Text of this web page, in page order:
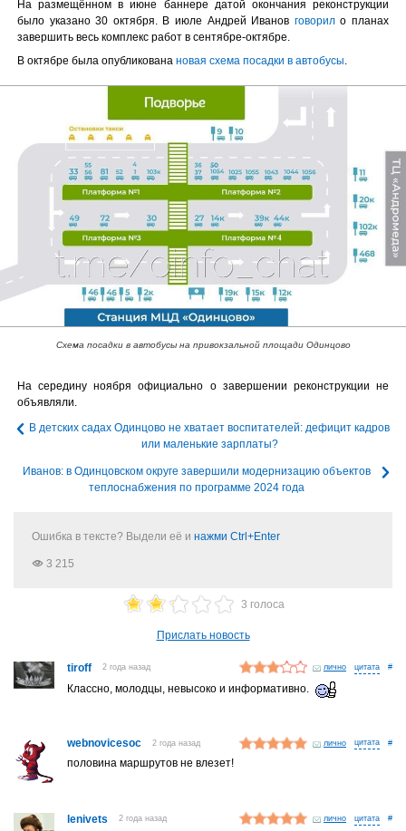
На размещённом в июне баннере датой окончания реконструкции
было указано 30 октября. В июле Андрей Иванов говорило планах
завершить весь комплекс работ в сентябре-октябре.
В октябре была опубликована новая схема посадки в автобусы.
Схема посадки в автобусы на привокзальной площади Одинцово
На середину ноября официально о завершении реконструкции не
объявляли.
В детских садах Одинцово не хватает воспитателей: дефицит кадров
или маленькие зарплаты?
Иванов: в Одинцовском округе завершили модернизацию объектов
теплоснабжения по программе 2024 года
Ошибка в тексте? Выдели её и нажми Ctrl+Enter
3 215
3 голоса
Прислать новость
tiroff 2 года назад лично #
Классно, молодцы, невысоко и информативно.
webnovicesoc 2 года назад лично #
половина маршрутов не влезет!
lenivets 2 года назад лично #